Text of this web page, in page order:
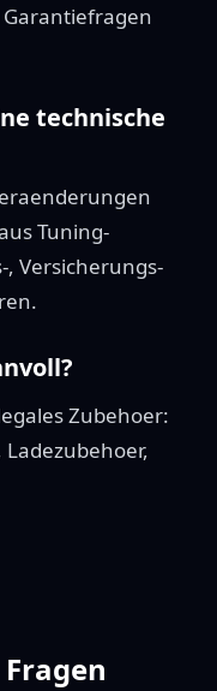
technische
Tuning-
Versicherungs-
Zubehoer:
Ladezubehoer,